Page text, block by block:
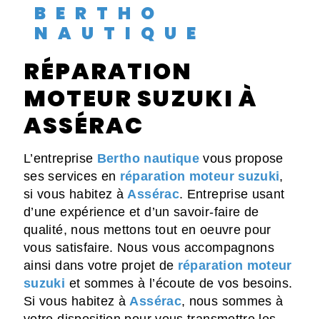
BERTHO
NAUTIQUE
RÉPARATION
MOTEUR SUZUKI À
ASSÉRAC
L’entreprise Bertho nautique vous propose
ses services en réparation moteur suzuki,
si vous habitez à Assérac. Entreprise usant
d’une expérience et d’un savoir-faire de
qualité, nous mettons tout en oeuvre pour
vous satisfaire. Nous vous accompagnons
ainsi dans votre projet de réparation moteur
suzuki et sommes à l’écoute de vos besoins.
Si vous habitez à Assérac, nous sommes à